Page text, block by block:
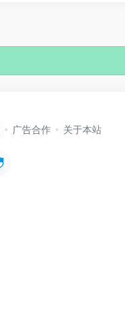
广告合作 关于本站